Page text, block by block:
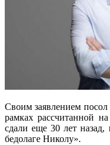
Своим заявлением
рамках рассчитанной
сдали еще 30 лет
бедолаге Николу».